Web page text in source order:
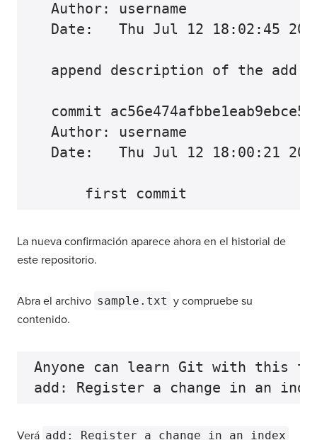
  Author: username
Date:   Thu Jul 12 18:02:45
append description of the add
commit
  Author: username
Date:   Thu Jul 12 18:00:21
La nueva confirmación aparece ahora en el historial de
este repositorio.
Abra el archivo sample.txt y compruebe su
contenido.
Anyone can learn Git with this
Verá add: Register a change in an index